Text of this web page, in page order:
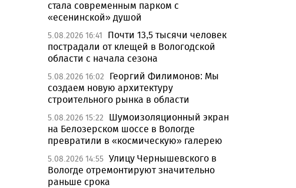
стала современным парком с
«есенинской» душой
5.08.2026 16:41
Почти 13,5 тысячи человек
пострадали от клещей в Вологодской
области с начала сезона
5.08.2026 16:02
Георгий Филимонов: Мы
создаем новую архитектуру
строительного рынка в области
5.08.2026 15:22
Шумоизоляционный экран
на Белозерском шоссе в Вологде
превратили в «космическую» галерею
5.08.2026 14:55 Улицу Чернышевского в
Вологде отремонтируют значительно
раньше срока